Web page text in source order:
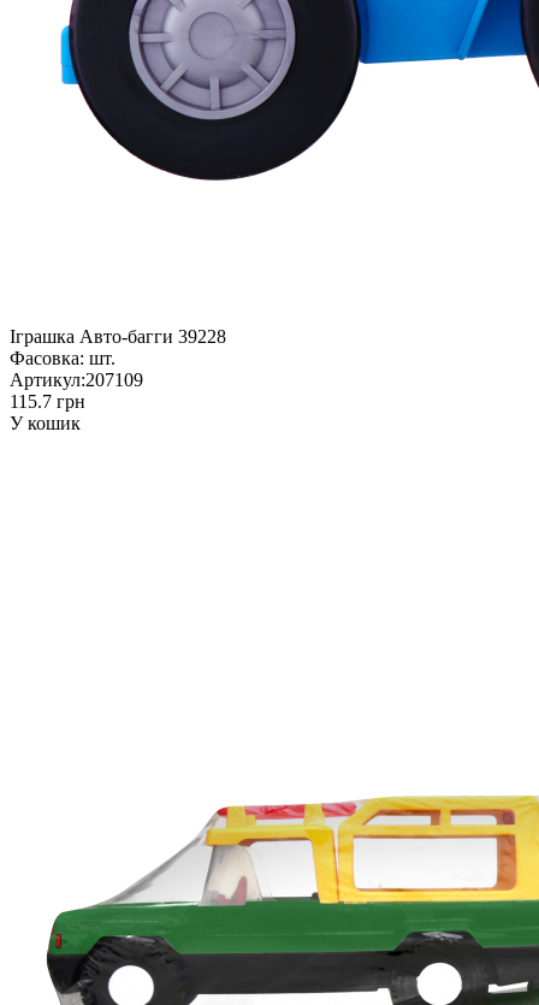
Іграшка Авто-багги 39228
Фасовка: шт.
Артикул:207109
115.7 грн
У кошик